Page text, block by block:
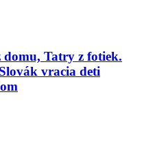
domu, Tatry z fotiek.
vracia deti